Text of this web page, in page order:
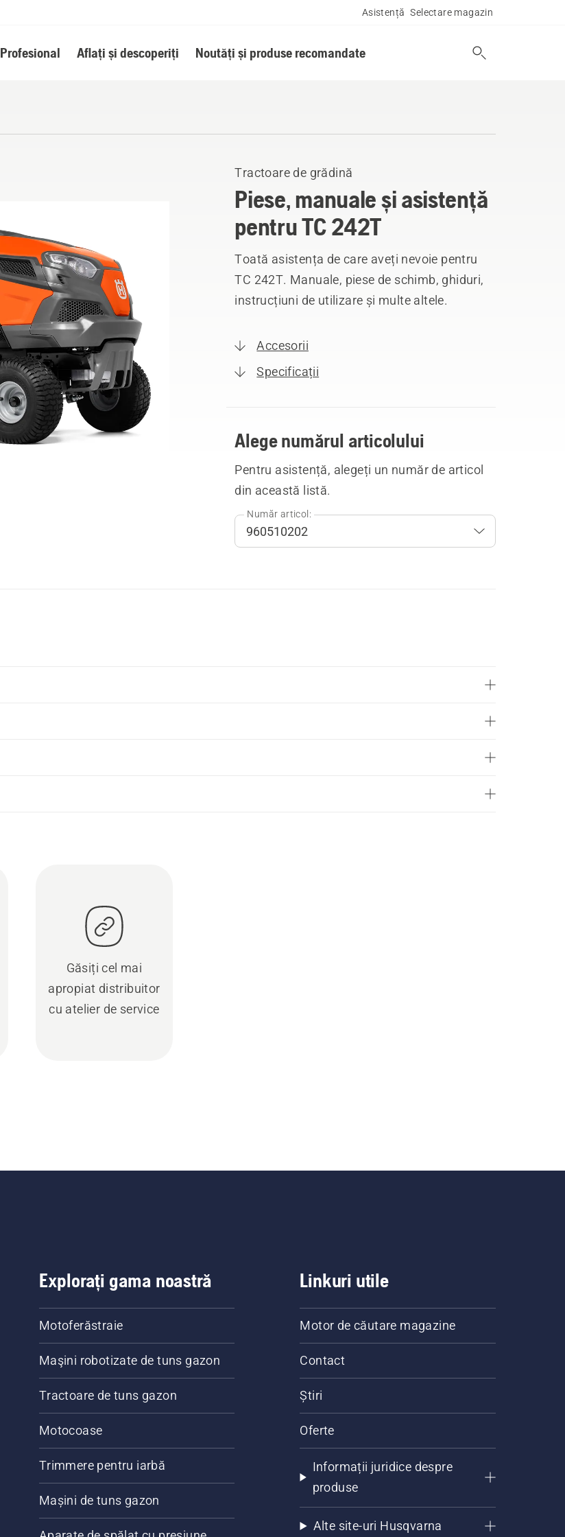
Asistență Selectare magazin
Profesional Aflați și descoperiți Noutăți și produse recomandate
Tractoare de grădină
Piese, manuale și asistență
pentru TC 242T
Toată asistența de care aveți nevoie pentru
TC 242T. Manuale, piese de schimb, ghiduri,
instrucțiuni de utilizare și multe altele.
Accesorii
Specificații
Alege numărul articolului
Pentru asistență, alegeți un număr de articol
din această listă.
Număr articol:
Găsiți cel mai
apropiat distribuitor
cu atelier de service
Explorați gama noastră
Motoferăstraie
Maşini robotizate de tuns gazon
Tractoare de tuns gazon
Motocoase
Trimmere pentru iarbă
Mașini de tuns gazon
Linkuri utile
Motor de căutare magazine
Contact
Știri
Oferte
Informații juridice despre
produse
Alte site-uri Husqvarna